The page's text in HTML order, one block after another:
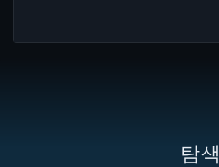
탐색